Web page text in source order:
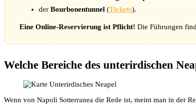
der Bourbonentunnel (Tickets).
Eine Online-Reservierung ist Pflicht! Die Führungen
Welche Bereiche des unterirdischen
Wenn von Napoli Sotterranea die Rede ist, meint man in der